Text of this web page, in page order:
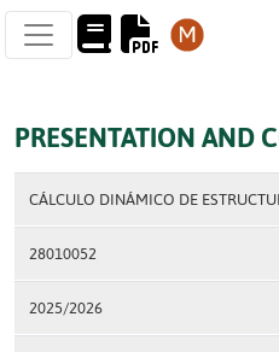
PRESENTATION AND
CÁLCULO DINÁMICO DE
28010052
2025/2026